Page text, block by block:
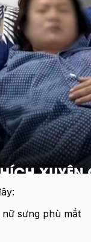
sưng phù mắt